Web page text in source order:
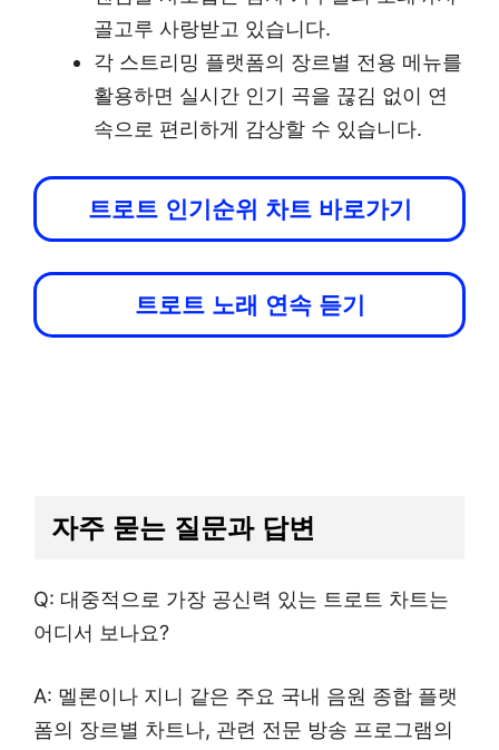
골고루 사랑받고 있습니다.
각 스트리밍 플랫폼의 장르별 전용 메뉴를
활용하면 실시간 인기 곡을 끊김 없이 연
속으로 편리하게 감상할 수 있습니다.
트로트 인기순위 차트 바로가기
트로트 노래 연속 듣기
자주 묻는 질문과 답변
Q: 대중적으로 가장 공신력 있는 트로트 차트는
어디서 보나요?
A: 멜론이나 지니 같은 주요 국내 음원 종합 플랫
폼의 장르별 차트나, 관련 전문 방송 프로그램의